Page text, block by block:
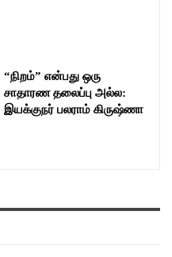
“நிறம்” என்பது ஒரு
சாதாரண தலைப்பு அல்ல:
இயக்குநர் பலராம் கிருஷ்ணா